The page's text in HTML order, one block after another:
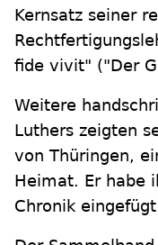
Kernsatz seiner
fide vivit" ("Der
Weitere
Luthers zeigten
von Thüringen,
Heimat. Er habe
Chronik